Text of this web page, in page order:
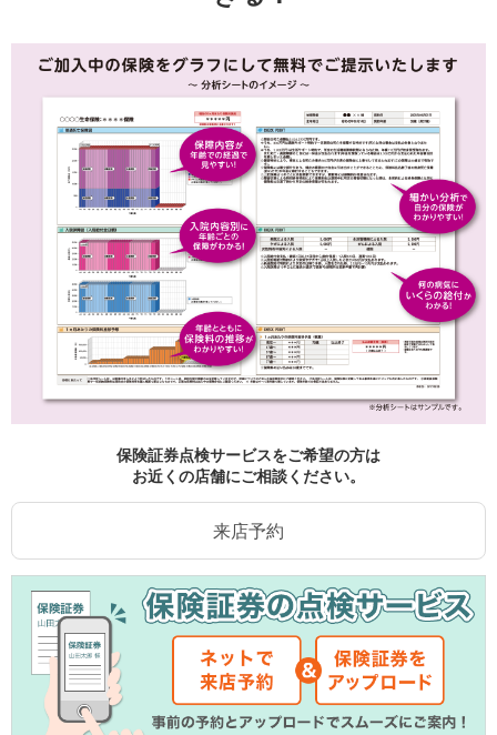
保険証券点検サービスをご希望の方は
お近くの店舗にご相談ください。
来店予約